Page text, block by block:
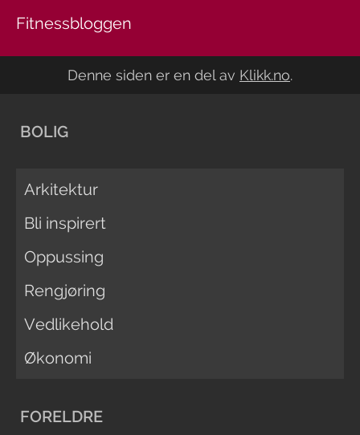
Fitnessbloggen
Denne siden er en del av Klikk.no.
BOLIG
Arkitektur
Bli inspirert
Oppussing
Rengjøring
Vedlikehold
Økonomi
FORELDRE